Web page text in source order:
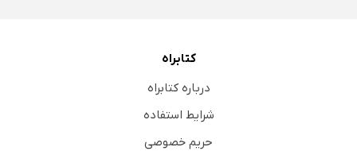
کتابراه
درباره کتابراه
شرایط استفاده
حریم خصوصی